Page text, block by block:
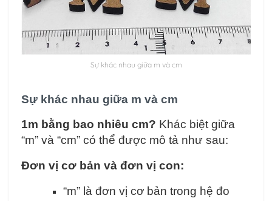
Sự khác nhau giữa m và cm
Sự khác nhau giữa m và cm
1m bằng bao nhiêu cm? Khác biệt giữa
“m” và “cm” có thể được mô tả như sau:
Đơn vị cơ bản và đơn vị con:
“m” là đơn vị cơ bản trong hệ đo